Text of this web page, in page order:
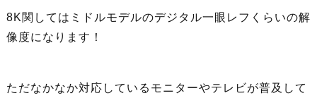
8K関してはミドルモデルのデジタル一眼レフくらいの解
像度になります！
ただなかなか対応しているモニターやテレビが普及して